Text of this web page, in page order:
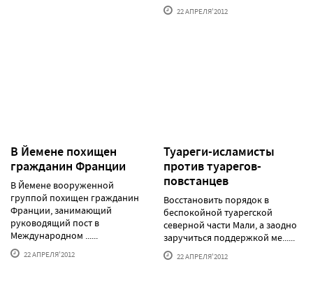
22 АПРЕЛЯ'2012
В Йемене похищен
гражданин Франции
В Йемене вооруженной
группой похищен гражданин
Франции, занимающий
руководящий пост в
Международном ......
22 АПРЕЛЯ'2012
Туареги-исламисты
против туарегов-
повстанцев
Восстановить порядок в
беспокойной туарегской
северной части Мали, а заодно
заручиться поддержкой ме......
22 АПРЕЛЯ'2012